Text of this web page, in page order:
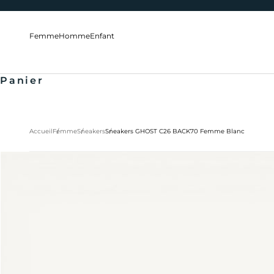
FemmeHommeEnfant
Panier
AccueilFemmeSneakersSneakers GHOST C26 BACK70 Femme Blanc